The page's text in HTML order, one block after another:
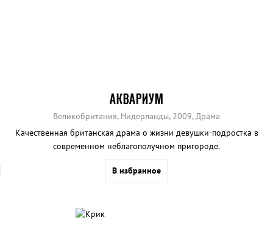
АКВАРИУМ
Великобритания, Нидерланды, 2009, Драма
Качественная британская драма о жизни девушки-подростка в
современном неблагополучном пригороде.
В избранное